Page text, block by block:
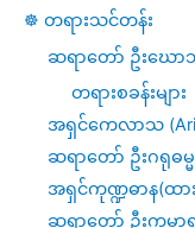
ညနေ
☸️ တရားသင်တန်း
ဆရာတော် ဦးဃော
တရားစခန်းများ
အရှင်ကေလာသ
ဆရာတော် ဦးဂရုဓမ္မ
အရှင်ကုဏ္ဍဓာန(ထာ
ဆရာတော် ဦးကုမာ